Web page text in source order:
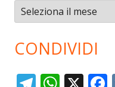
Archivi
CONDIVIDI